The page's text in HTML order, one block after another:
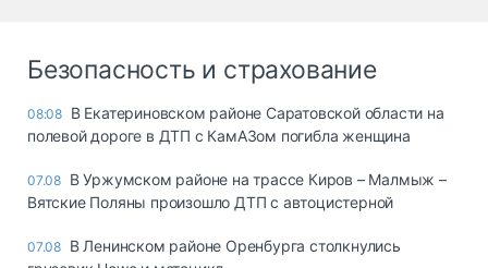
Безопасность и страхование
08:08 В Екатериновском районе Саратовской области на
полевой дороге в ДТП с КамАЗом погибла женщина
07.08 В Уржумском районе на трассе Киров – Малмыж –
Вятские Поляны произошло ДТП с автоцистерной
07.08 В Ленинском районе Оренбурга столкнулись